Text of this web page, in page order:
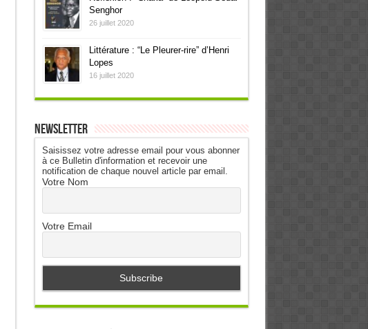
Senghor
26 juillet 2020
Littérature : “Le Pleurer-rire” d’Henri
Lopes
16 juillet 2020
Newsletter
Saisissez votre adresse email pour vous abonner
à ce Bulletin d'information et recevoir une
notification de chaque nouvel article par email.
Votre Nom
Votre Email